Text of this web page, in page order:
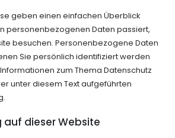
geben einen einfachen Überblick
personenbezogenen Daten passiert,
besuchen. Personenbezogene Daten
Sie persönlich identifiziert werden
zum Thema Datenschutz
unter diesem Text aufgeführten
dieser Website